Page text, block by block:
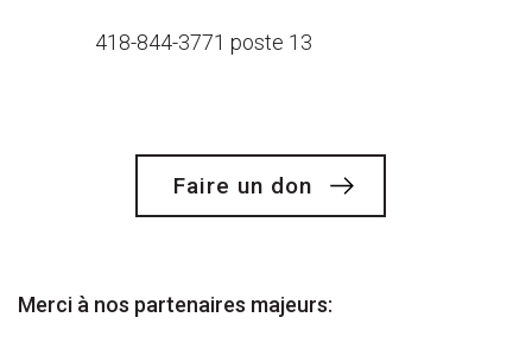
418-844-3771 poste 13
Faire un don
Merci à nos partenaires majeurs: